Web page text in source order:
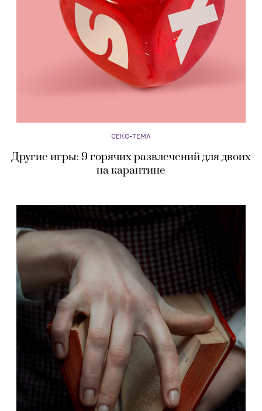
СЕКС-ТЕМА
Другие игры: 9 горячих развлечений для двоих
на карантине